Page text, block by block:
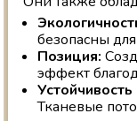
безопасны
Позиция:
эффект
Тканевые